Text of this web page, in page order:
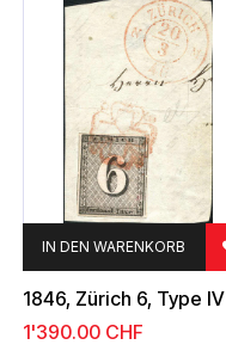
1846, Zürich 6, Type IV
IN DEN WARENKORB
1'390.00 CHF